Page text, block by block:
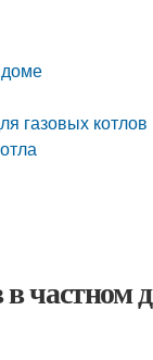
газовых котлов
частном